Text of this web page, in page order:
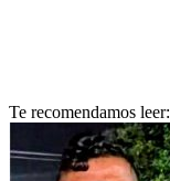
Te recomendamos leer: